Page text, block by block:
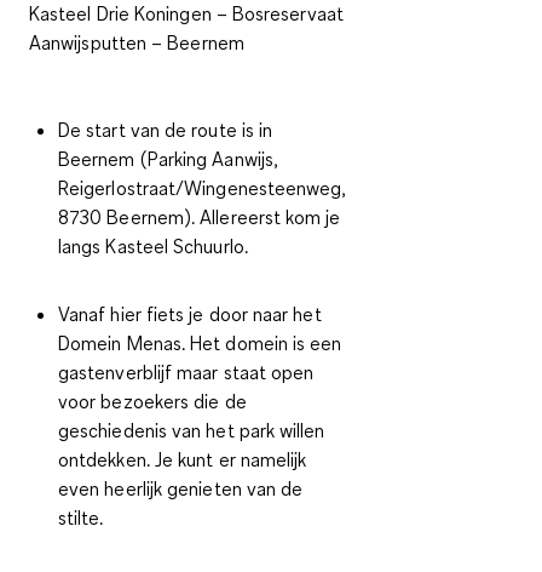
Kasteel Drie Koningen – Bosreservaat
Aanwijsputten – Beernem
De start van de route is in
Beernem (Parking Aanwijs,
Reigerlostraat/Wingenesteenweg,
8730 Beernem). Allereerst kom je
langs Kasteel Schuurlo.
Vanaf hier fiets je door naar het
Domein Menas. Het domein is een
gastenverblijf maar staat open
voor bezoekers die de
geschiedenis van het park willen
ontdekken. Je kunt er namelijk
even heerlijk genieten van de
stilte.